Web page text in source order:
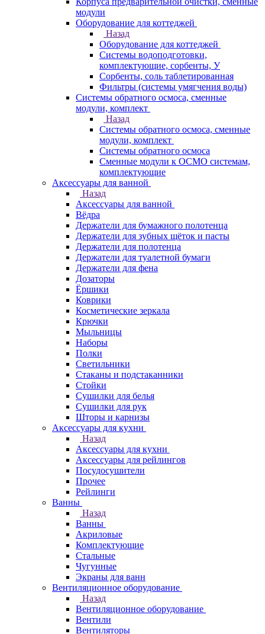
модули
Оборудование для коттеджей
Назад
Оборудование для коттеджей
Системы водоподготовки,
комплектующие, сорбенты, У
Сорбенты, соль таблетированная
Фильтры (системы умягчения воды)
Системы обратного осмоса, сменные
модули, комплект
Назад
Системы обратного осмоса, сменные
модули, комплект
Системы обратного осмоса
Сменные модули к ОСМО системам,
комплектующие
Аксессуары для ванной
Назад
Аксессуары для ванной
Вёдра
Держатели для бумажного полотенца
Держатели для зубных щёток и пасты
Держатели для полотенца
Держатели для туалетной бумаги
Держатели для фена
Дозаторы
Ёршики
Коврики
Косметические зеркала
Крючки
Мыльницы
Наборы
Полки
Светильники
Стаканы и подстаканники
Стойки
Сушилки для белья
Сушилки для рук
Шторы и карнизы
Аксессуары для кухни
Назад
Аксессуары для кухни
Аксессуары для рейлингов
Посудосушители
Прочее
Рейлинги
Ванны
Назад
Ванны
Акриловые
Комплектующие
Стальные
Чугунные
Экраны для ванн
Вентиляционное оборудование
Назад
Вентиляционное оборудование
Вентили
Вентиляторы